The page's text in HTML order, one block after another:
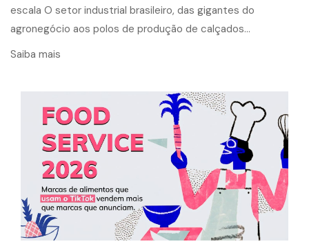
escala O setor industrial brasileiro, das gigantes do
agronegócio aos polos de produção de calçados…
Saiba mais